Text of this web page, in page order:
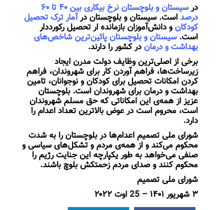
در
سیستان و بلوچستان نرخ بیکاری بین ۴۰ تا ۶۰
درصداست. سیستان و بلوچستان درآمار ترک تحصیل
کودکانو دانش‌آموزان بازمانده ار تحصیل رکورددار
است. سیستان و بلوچستان پائین‌ترین شاخص‌های
بهداشت و درماندر کشور را دارند.
برخی از اصلی‌ترین وظایف دولت مدرن ایجاد
زیرساخت‌ها، فراهم آوردن کار برای شهروندان، فراهم
کردن امکانات تحصیل برای کودکان و نوجوانان، تامین
بهداشت و درمان برای شهروندان است. بلوچستان
عزیز از همه‌ی این امکاناتی که حق مسلم شهروندان
است، محروم است در عوض بالاترین تعداد اعدام را
دارد.
شورای ملی تصمیم اعدام‌ها در بلوچستان را به شدت
محکوم می‌کند و از همه‌ی مردم و تشکل‌های سیاسی و
صنفی می‌خواهد به طور یکپارچه این جنایت رژیم را
محکوم کنند و صدای مردم زحمتکش بلوچ باشند.
شورای ملی تصمیم
۳ شهریور ۱۴۰۱ – 25 اوت ۲۰۲۲